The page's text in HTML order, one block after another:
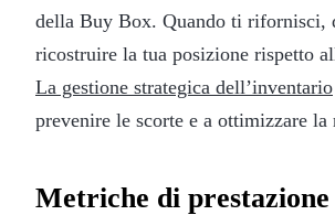
della Buy Box. Quando ti rifornisci,
ricostruire la tua posizione rispetto
La gestione strategica dell’inventario
prevenire le scorte e a ottimizzare
Metriche di prestazione